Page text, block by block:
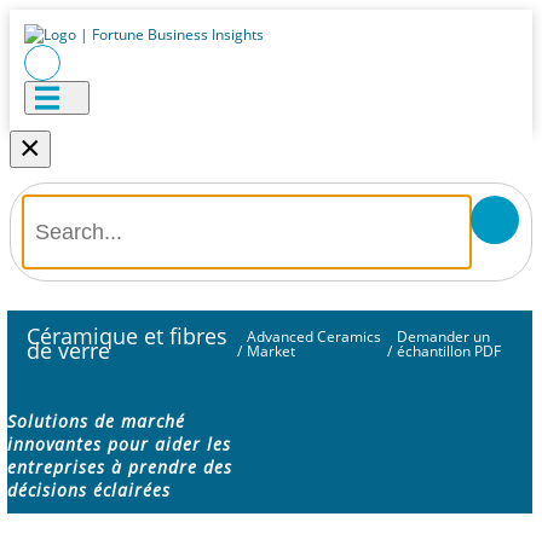
×
Céramique et fibres
de verre /
Advanced Ceramics
Market /
Demander un
échantillon PDF
Solutions de marché
innovantes pour aider les
entreprises à prendre des
décisions éclairées